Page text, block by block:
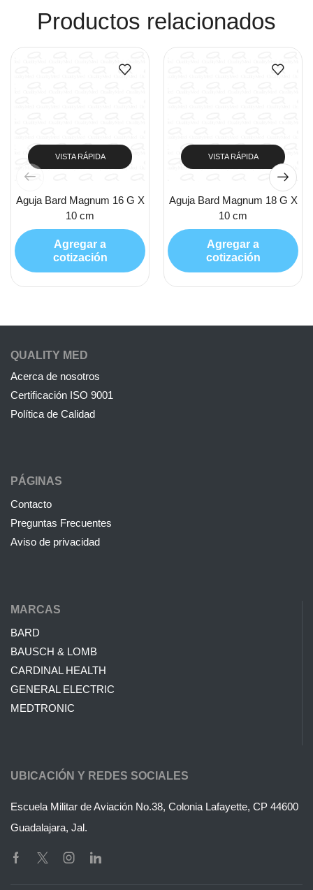
Productos relacionados
VISTA RÁPIDA
Aguja Bard Magnum 16 G X
10 cm
Agregar a
cotización
VISTA RÁPIDA
Aguja Bard Magnum 18 G X
10 cm
Agregar a
cotización
QUALITY MED
Acerca de nosotros
Certificación ISO 9001
Política de Calidad
PÁGINAS
Contacto
Preguntas Frecuentes
Aviso de privacidad
MARCAS
BARD
BAUSCH & LOMB
CARDINAL HEALTH
GENERAL ELECTRIC
MEDTRONIC
UBICACIÓN Y REDES SOCIALES
Escuela Militar de Aviación No.38, Colonia Lafayette, CP 44600
Guadalajara, Jal.